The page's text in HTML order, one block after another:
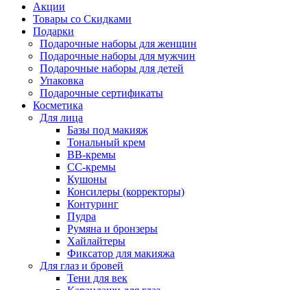
Акции
Товары со Скидками
Подарки
Подарочные наборы для женщин
Подарочные наборы для мужчин
Подарочные наборы для детей
Упаковка
Подарочные сертификаты
Косметика
Для лица
Базы под макияж
Тональный крем
BB-кремы
CC-кремы
Кушоны
Консилеры (корректоры)
Контуринг
Пудра
Румяна и бронзеры
Хайлайтеры
Фиксатор для макияжа
Для глаз и бровей
Тени для век